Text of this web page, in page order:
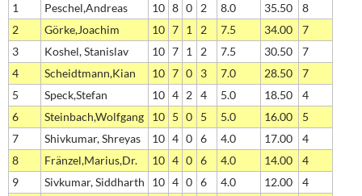
1
Peschel,Andreas 10 8 0 2 8.0 35.50
8
2
Görke,Joachim 10 7 1 2 7.5 34.00
7
3
Koshel, Stanislav 10 7 1 2 7.5 30.50
7
4
Scheidtmann,Kian 10 7 0 3 7.0 28.50
7
5
Speck,Stefan 10 4 2 4 5.0 18.50
4
6
Steinbach,Wolfgang 10 5 0 5 5.0 16.00
5
7
Shivkumar, Shreyas 10 4 0 6 4.0 17.00
4
8
Fränzel,Marius,Dr. 10 4 0 6 4.0 14.00
4
9
Sivkumar, Siddharth 10 4 0 6 4.0 12.00
4